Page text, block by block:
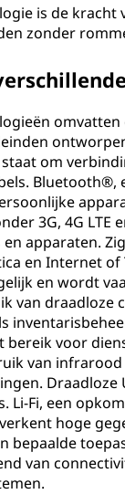
is de kracht
zonder
om
3G, 4G LTE
apparaten.
en Internet of
en wordt
van
voor
van
Li-Fi, een
hoge
bepaalde
van